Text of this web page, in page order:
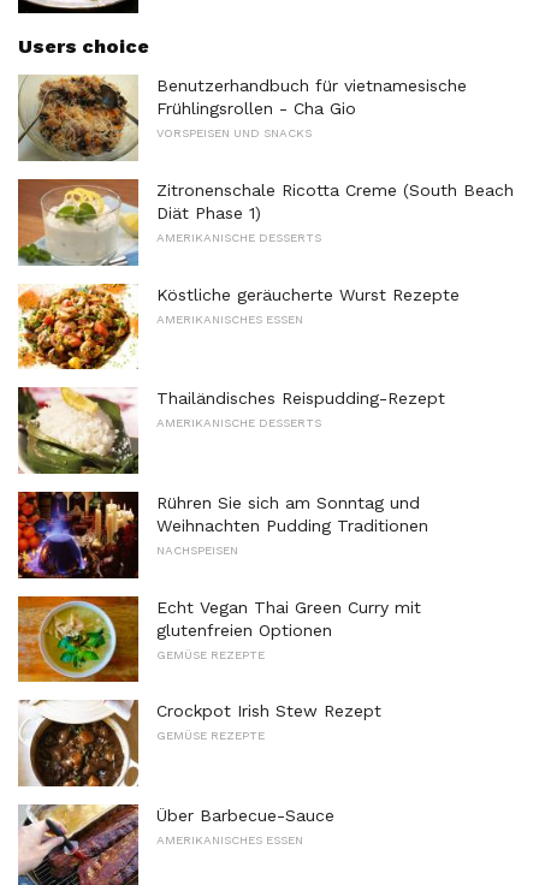
Users choice
Benutzerhandbuch für vietnamesische
Frühlingsrollen - Cha Gio
VORSPEISEN UND SNACKS
Zitronenschale Ricotta Creme (South Beach
Diät Phase 1)
AMERIKANISCHE DESSERTS
Köstliche geräucherte Wurst Rezepte
AMERIKANISCHES ESSEN
Thailändisches Reispudding-Rezept
AMERIKANISCHE DESSERTS
Rühren Sie sich am Sonntag und
Weihnachten Pudding Traditionen
NACHSPEISEN
Echt Vegan Thai Green Curry mit
glutenfreien Optionen
GEMÜSE REZEPTE
Crockpot Irish Stew Rezept
GEMÜSE REZEPTE
Über Barbecue-Sauce
AMERIKANISCHES ESSEN